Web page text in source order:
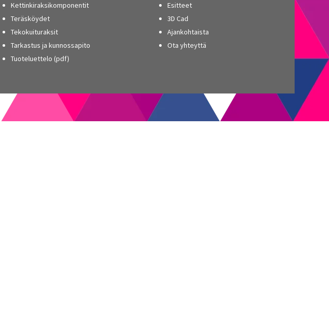
Kettinkiraksikomponentit
Teräsköydet
Tekokuituraksit
Tarkastus ja kunnossapito
Tuoteluettelo (pdf)
Esitteet
3D Cad
Ajankohtaista
Ota yhteyttä